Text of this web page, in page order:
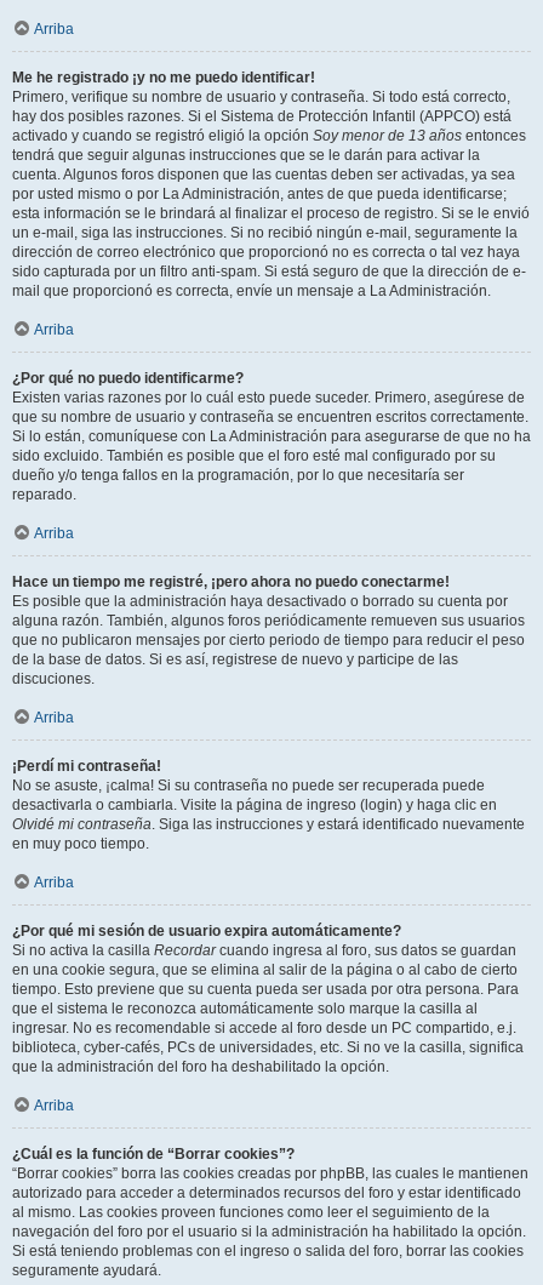
Arriba
Me he registrado ¡y no me puedo identificar!
Primero, verifique su nombre de usuario y contraseña. Si todo está correcto,
hay dos posibles razones. Si el Sistema de Protección Infantil (APPCO) está
activado y cuando se registró eligió la opción Soy menor de 13 años entonces
tendrá que seguir algunas instrucciones que se le darán para activar la
cuenta. Algunos foros disponen que las cuentas deben ser activadas, ya sea
por usted mismo o por La Administración, antes de que pueda identificarse;
esta información se le brindará al finalizar el proceso de registro. Si se le envió
un e-mail, siga las instrucciones. Si no recibió ningún e-mail, seguramente la
dirección de correo electrónico que proporcionó no es correcta o tal vez haya
sido capturada por un filtro anti-spam. Si está seguro de que la dirección de e-
mail que proporcionó es correcta, envíe un mensaje a La Administración.
Arriba
¿Por qué no puedo identificarme?
Existen varias razones por lo cuál esto puede suceder. Primero, asegúrese de
que su nombre de usuario y contraseña se encuentren escritos correctamente.
Si lo están, comuníquese con La Administración para asegurarse de que no ha
sido excluido. También es posible que el foro esté mal configurado por su
dueño y/o tenga fallos en la programación, por lo que necesitaría ser
reparado.
Arriba
Hace un tiempo me registré, ¡pero ahora no puedo conectarme!
Es posible que la administración haya desactivado o borrado su cuenta por
alguna razón. También, algunos foros periódicamente remueven sus usuarios
que no publicaron mensajes por cierto periodo de tiempo para reducir el peso
de la base de datos. Si es así, registrese de nuevo y participe de las
discuciones.
Arriba
¡Perdí mi contraseña!
No se asuste, ¡calma! Si su contraseña no puede ser recuperada puede
desactivarla o cambiarla. Visite la página de ingreso (login) y haga clic en
Olvidé mi contraseña. Siga las instrucciones y estará identificado nuevamente
en muy poco tiempo.
Arriba
¿Por qué mi sesión de usuario expira automáticamente?
Si no activa la casilla Recordarcuando ingresa al foro, sus datos se guardan
en una cookie segura, que se elimina al salir de la página o al cabo de cierto
tiempo. Esto previene que su cuenta pueda ser usada por otra persona. Para
que el sistema le reconozca automáticamente solo marque la casilla al
ingresar. No es recomendable si accede al foro desde un PC compartido, e.j.
biblioteca, cyber-cafés, PCs de universidades, etc. Si no ve la casilla, significa
que la administración del foro ha deshabilitado la opción.
Arriba
¿Cuál es la función de “Borrar cookies”?
“Borrar cookies” borra las cookies creadas por phpBB, las cuales le mantienen
autorizado para acceder a determinados recursos del foro y estar identificado
al mismo. Las cookies proveen funciones como leer el seguimiento de la
navegación del foro por el usuario si la administración ha habilitado la opción.
Si está teniendo problemas con el ingreso o salida del foro, borrar las cookies
seguramente ayudará.